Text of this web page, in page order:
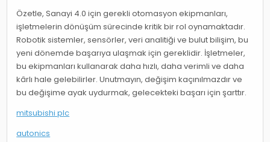
Özetle, Sanayi 4.0 için gerekli otomasyon ekipmanları,
işletmelerin dönüşüm sürecinde kritik bir rol oynamaktadır.
Robotik sistemler, sensörler, veri analitiği ve bulut bilişim, bu
yeni dönemde başarıya ulaşmak için gereklidir. İşletmeler,
bu ekipmanları kullanarak daha hızlı, daha verimli ve daha
kârlı hale gelebilirler. Unutmayın, değişim kaçınılmazdır ve
bu değişime ayak uydurmak, gelecekteki başarı için şarttır.
mitsubishi plc
autonics